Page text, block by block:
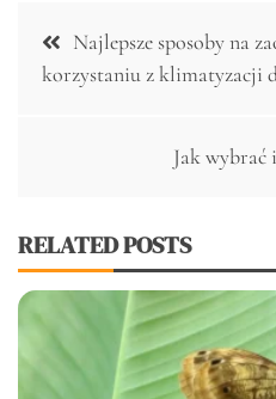
Nawigacja
wpisu
Najlepsze sposoby na
korzystaniu z klimatyzacji
Jak wybrać
RELATED POSTS